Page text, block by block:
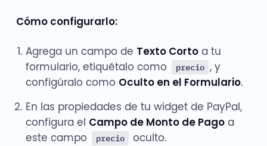
Cómo configurarlo:
Agrega un campo de Texto Cortoa tu
formulario, etiquétalo como
precio , y
configúralo como Oculto en el Formulario.
En las propiedades de tu widget de PayPal,
configura el Campo de Monto de Pagoa
este campo
precio
oculto.